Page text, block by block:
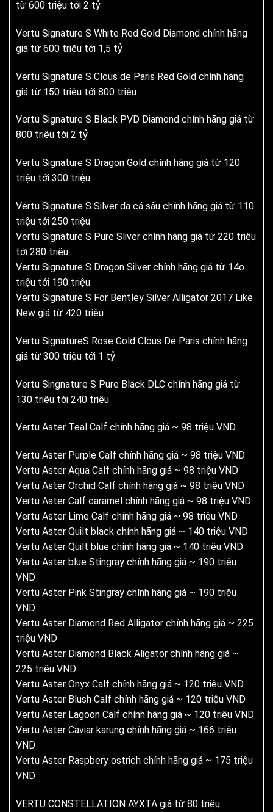
từ 600 triệu tới 2 tỷ
Vertu Signature S White Red Gold Diamond chính hãng
giá từ 600 triệu tới 1,5 tỷ
Vertu Signature S Clous de Paris Red Gold chính hãng
giá từ 150 triệu tới 800 triệu
Vertu Signature S Black PVD Diamond chính hãng giá từ
800 triệu tới 2 tỷ
Vertu Signature S Dragon Gold chính hãng giá từ 120
triệu tới 300 triệu
Vertu Signature S Silver da cá sấu chính hãng giá từ 110
triệu tới 250 triệu
Vertu Signature S Pure Sliver chính hãng giá từ 220 triệu
tới 280 triệu
Vertu Signature S Dragon Silver chính hãng giá từ 14o
triệu tới 190 triệu
Vertu Signature S For Bentley Silver Alligator 2017 Like
New giá từ 420 triệu
Vertu SignatureS Rose Gold Clous De Paris chính hãng
giá từ 300 triệu tới 1 tỷ
Vertu Singnature S Pure Black DLC chính hãng giá từ
130 triệu tới 240 triệu
Vertu Aster Teal Calf chính hãng giá ~ 98 triệu VND
Vertu Aster Purple Calf chính hãng giá ~ 98 triệu VND
Vertu Aster Aqua Calf chính hãng giá ~ 98 triệu VND
Vertu Aster Orchid Calf chính hãng giá ~ 98 triệu VND
Vertu Aster Calf caramel chính hãng giá ~ 98 triệu VND
Vertu Aster Lime Calf chính hãng giá ~ 98 triệu VND
Vertu Aster Quilt black chính hãng giá ~ 140 triệu VND
Vertu Aster Quilt blue chính hãng giá ~ 140 triệu VND
Vertu Aster blue Stingray chính hãng giá ~ 190 triệu
VND
Vertu Aster Pink Stingray chính hãng giá ~ 190 triệu
VND
Vertu Aster Diamond Red Alligator chính hãng giá ~ 225
triệu VND
Vertu Aster Diamond Black Aligator chính hãng giá ~
225 triệu VND
Vertu Aster Onyx Calf chính hãng giá ~ 120 triệu VND
Vertu Aster Blush Calf chính hãng giá ~ 120 triệu VND
Vertu Aster Lagoon Calf chính hãng giá ~ 120 triệu VND
Vertu Aster Caviar karung chính hãng giá ~ 166 triệu
VND
Vertu Aster Raspbery ostrich chính hãng giá ~ 175 triệu
VND
VERTU CONSTELLATION AYXTA giá từ 80 triệu